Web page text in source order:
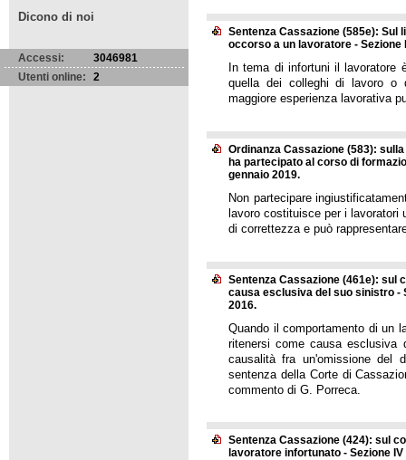
Dicono di noi
Accessi:
3046981
Utenti online:
2
Sentenza Cassazione (585e): Sul
occorso a un lavoratore - Sezione
In tema di infortuni il lavoratore
quella dei colleghi di lavoro o
maggiore esperienza lavorativa
Ordinanza Cassazione (583):
ha partecipato al corso di
gennaio 2019.
Non partecipare
lavoro costituisce per i lavoratori
di correttezza e può
Sentenza Cassazione (461e): sul
causa esclusiva del suo sinistro -
2016.
Quando il comportamento di un
ritenersi come causa
causalità fra un'omissione del
sentenza della Corte di
commento di G. Porreca.
Sentenza Cassazione (424): sul
lavoratore infortunato - Sezione